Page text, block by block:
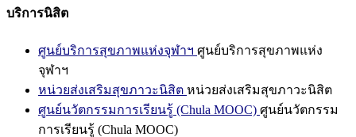
บริการนิสิต
ศูนย์บริการสุขภาพแห่งจุฬาฯ ศูนย์บริการสุขภาพแห่ง
จุฬาฯ
หน่วยส่งเสริมสุขภาวะนิสิต หน่วยส่งเสริมสุขภาวะนิสิต
ศูนย์นวัตกรรมการเรียนรู้ (Chula MOOC) ศูนย์นวัตกรรม
การเรียนรู้ (Chula MOOC)